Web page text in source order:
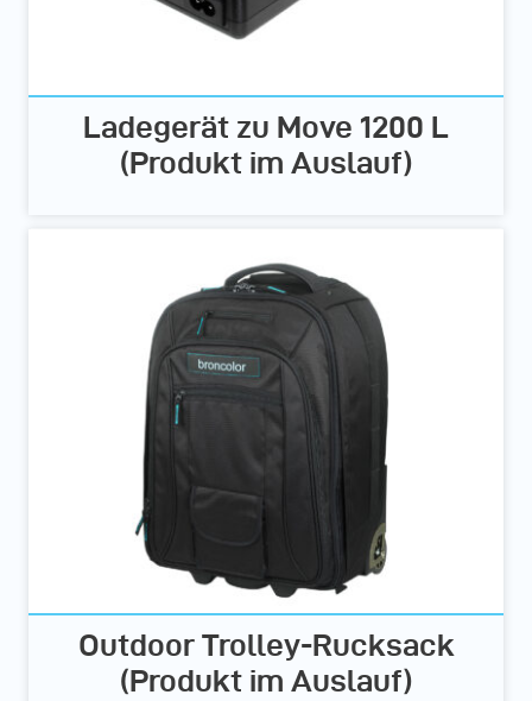
Ladegerät zu Move 1200 L
(Produkt im Auslauf)
Outdoor Trolley-Rucksack
(Produkt im Auslauf)